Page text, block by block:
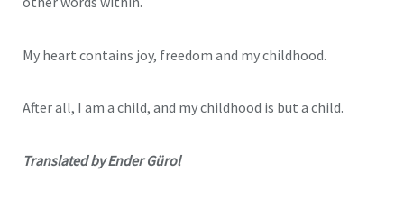
My heart contains joy, freedom and my childhood.
After all, I am a child, and my childhood is but a child.
Translated by Ender Gürol